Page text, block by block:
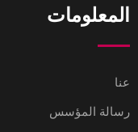
المعلومات
عنا
رسالة المؤسس